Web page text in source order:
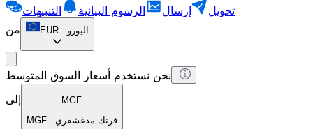
تحويل إرسال الرسوم البيانية
التنبيهات
من
EUR - اليورو
نحن نستخدم أسعار السوق المتوسط
إلى
MGF
MGF - فرنك مدغشقري